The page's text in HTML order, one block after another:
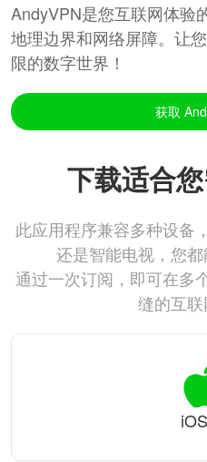
AndyVPN是您互联网体验
地理边界和网络屏障。让
限的数字世界！
获取
下载适合
此应用程序兼容多种设备
还是智能电视，您都
通过一次订阅，即可在多
缝的互联